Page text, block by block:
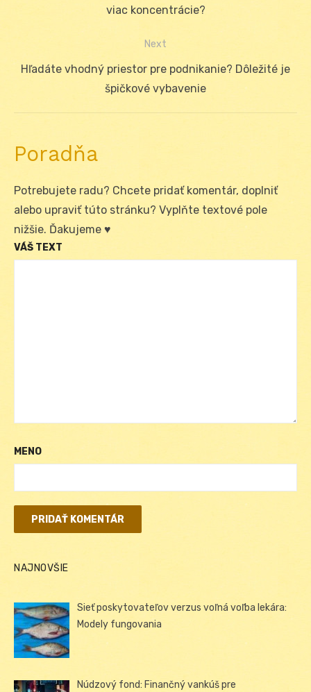
viac koncentrácie?
Next
Next
Hľadáte vhodný priestor pre podnikanie? Dôležité je
špičkové vybavenie
Poradňa
Potrebujete radu? Chcete pridať komentár, doplniť
alebo upraviť túto stránku? Vyplňte textové pole
nižšie. Ďakujeme ♥
VÁŠ TEXT
MENO
NAJNOVŠIE
Sieť poskytovateľov verzus voľná voľba lekára:
Modely fungovania
Núdzový fond: Finančný vankúš pre